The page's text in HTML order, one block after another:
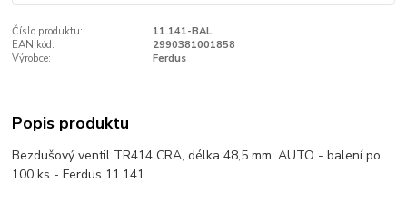
Číslo produktu:
11.141-BAL
EAN kód:
2990381001858
Výrobce:
Ferdus
Popis produktu
Bezdušový ventil TR414 CRA, délka 48,5 mm, AUTO - balení po
100 ks - Ferdus 11.141